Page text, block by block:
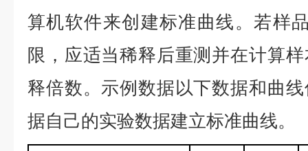
算机软件来创建标准曲线。若样
限，应适当稀释后重测并在计算
释倍数。示例数据以下数据和曲
据自己的实验数据建立标准曲线。